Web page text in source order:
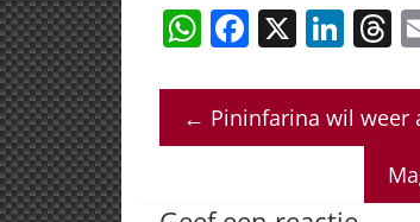
W
at
s
F
c
e
X Li
k
e
T
a
d
← Pininfarina wil weer